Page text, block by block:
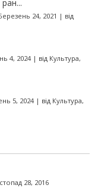
24, 2021 | від
4, 2024| від Культура,
5, 2024| від Культура,
28, 2016